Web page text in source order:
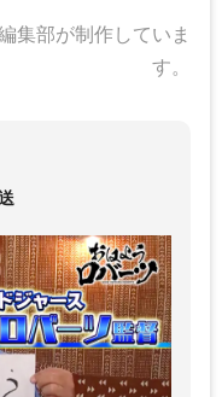
集部が制作していま
す。